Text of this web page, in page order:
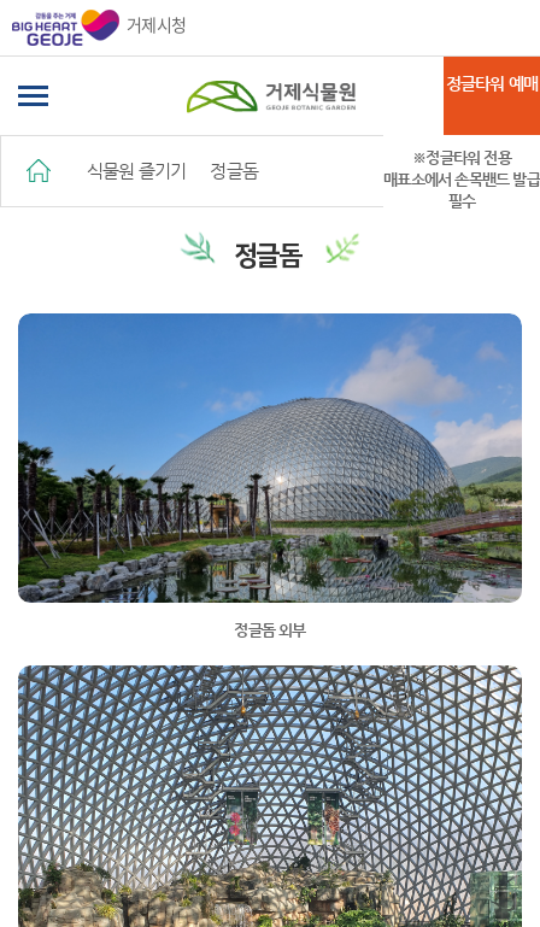
거제시청
정글타워 예매
※정글타워 전용
매표소에서 손목밴드 발급
필수
식물원 즐기기 정글돔
정글돔
정글돔 외부